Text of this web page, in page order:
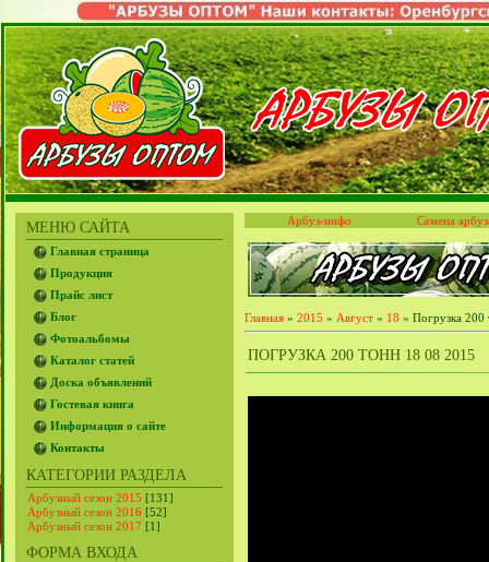
МЕНЮ САЙТА
Главная страница
Продукция
Прайс лист
Блог
Фотоальбомы
Каталог статей
Доска объявлений
Гостевая книга
Информация о сайте
Контакты
КАТЕГОРИИ РАЗДЕЛА
Арбузный сезон 2015 [131]
Арбузный сезон 2016 [52]
Арбузный сезон 2017 [1]
ФОРМА ВХОДА
Арбуз-инфо Семена
Главная » 2015 » Август » 18 » Погрузка
ПОГРУЗКА 200 ТОНН 18 08 2015